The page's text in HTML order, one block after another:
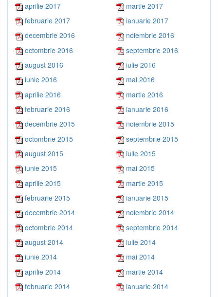
aprilie 2017
martie 2017
februarie 2017
ianuarie 2017
decembrie 2016
noiembrie 2016
octombrie 2016
septembrie 2016
august 2016
iulie 2016
iunie 2016
mai 2016
aprilie 2016
martie 2016
februarie 2016
ianuarie 2016
decembrie 2015
noiembrie 2015
octombrie 2015
septembrie 2015
august 2015
iulie 2015
iunie 2015
mai 2015
aprilie 2015
martie 2015
februarie 2015
ianuarie 2015
decembrie 2014
noiembrie 2014
octombrie 2014
septembrie 2014
august 2014
iulie 2014
iunie 2014
mai 2014
aprilie 2014
martie 2014
februarie 2014
ianuarie 2014